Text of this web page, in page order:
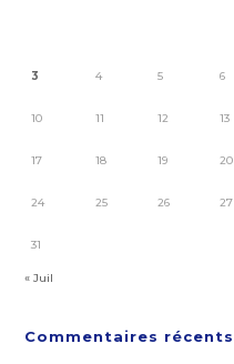
3 4 5 6
10 11 12 13
17 18 19 20
24 25 26 27
31
« Juil
Commentaires récents